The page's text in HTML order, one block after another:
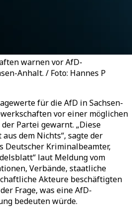
warnen vor AfD-
Anhalt. / Foto: Hannes P
für die AfD in Sachsen-
vor einer möglichen
Partei gewarnt. „Diese
dem Nichts“, sagte der
Deutscher Kriminalbeamter,
laut Meldung vom
Verbände, staatliche
Akteure beschäftigten
Frage, was eine AfD-
bedeuten würde.